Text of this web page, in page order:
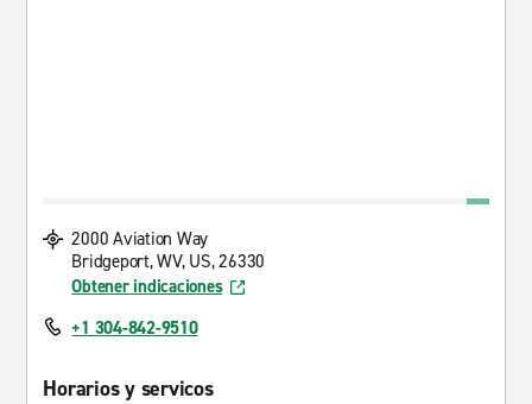
2000 Aviation Way
Bridgeport, WV, US, 26330
Obtener indicaciones
+1 304-842-9510
Horarios y servicos